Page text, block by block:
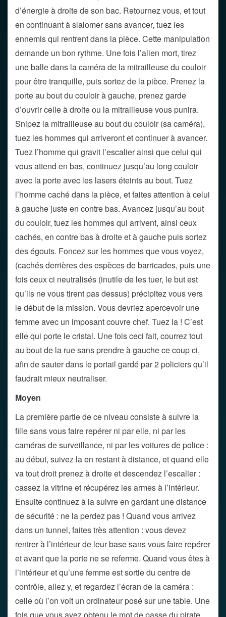
d’énergie à droite de son bac. Retournez vous, et tout
en continuant à slalomer sans avancer, tuez les
ennemis qui rentrent dans la pièce. Cette manipulation
demande un bon rythme. Une fois l’alien mort, tirez
une balle dans la caméra de la mitrailleuse du couloir
pour être tranquille, puis sortez de la pièce. Prenez la
porte au bout du couloir à gauche, prenez garde
d’ouvrir celle à droite ou la mitrailleuse vous punira.
Snipez la mitrailleuse au bout du couloir (sa caméra),
tuez les hommes qui arriveront et continuer à avancer.
Tuez l’homme qui gravit l’escalier ainsi que celui qui
vous attend en bas, continuez jusqu’au long couloir
avec la porte avec les lasers éteints au bout. Tuez
l’homme caché dans la pièce, et faites attention à celui
à gauche juste en contre bas. Avancez jusqu’au bout
du couloir, tuez les hommes qui arrivent, ainsi ceux
cachés, en contre bas à droite et à gauche puis sortez
des égouts. Foncez sur les hommes que vous voyez,
(cachés derrières des espèces de barricades, puis une
fois ceux ci neutralisés (inutile de les tuer, le but est
qu’ils ne vous tirent pas dessus) précipitez vous vers
le début de la mission. Vous devriez apercevoir une
femme avec un imposant couvre chef. Tuez la ! C’est
elle qui porte le cristal. Une fois ceci fait, courrez tout
au bout de la rue sans prendre à gauche ce coup ci,
afin de sauter dans le portail gardé par 2 policiers qu’il
faudrait mieux neutraliser.
Moyen
La première partie de ce niveau consiste à suivre la
fille sans vous faire repérer ni par elle, ni par les
caméras de surveillance, ni par les voitures de police :
au début, suivez la en restant à distance, et quand elle
va tout droit prenez à droite et descendez l’escalier :
cassez la vitrine et récupérez les armes à l’intérieur.
Ensuite continuez à la suivre en gardant une distance
de sécurité : ne la perdez pas ! Quand vous arrivez
dans un tunnel, faites très attention : vous devez
rentrer à l’intérieur de leur base sans vous faire repérer
et avant que la porte ne se referme. Quand vous êtes à
l’intérieur et qu’une femme est sortie du centre de
contrôle, allez y, et regardez l’écran de la caméra :
celle où l’on voit un ordinateur posé sur une table. Une